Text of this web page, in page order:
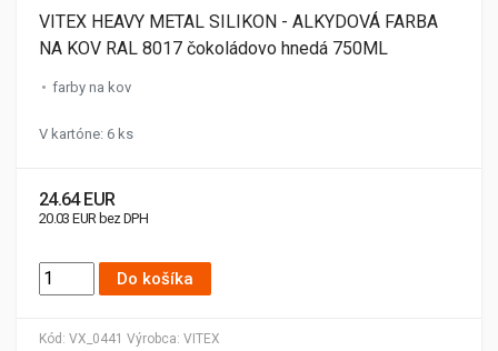
Kód: VX_0441 Výrobca: VITEX
VITEX HEAVY METAL SILIKON - ALKYDOVÁ FARBA
NA KOV RAL 8017 čokoládovo hnedá 750ML
farby na kov
V kartóne: 6 ks
24.64 EUR
20.03 EUR bez DPH
Do košíka